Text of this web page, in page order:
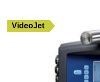
VideoJet